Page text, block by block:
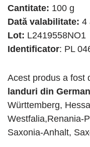
Cantitate: 100 g
Dată valabilitate: 4
Lot: L2419558NO1
Identificator: PL
Acest produs a fost
landuri din
Württemberg,
Westfalia,Renania-
Saxonia-Anhalt,